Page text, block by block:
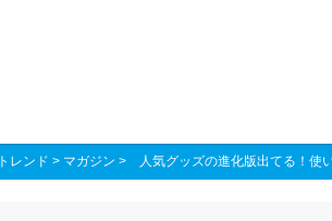
トレンド > マガジン > 人気グッズの進化版出てる！使